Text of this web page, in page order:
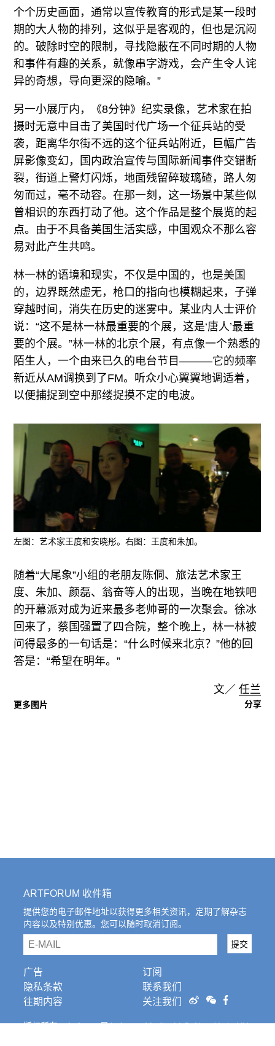
个个历史画面，通常以宣传教育的形式是某一段时
期的大人物的排列，这似乎是客观的，但也是沉闷
的。破除时空的限制，寻找隐蔽在不同时期的人物
和事件有趣的关系，就像串字游戏，会产生令人诧
异的奇想，导向更深的隐喻。”
另一小展厅内，《8分钟》纪实录像，艺术家在拍
摄时无意中目击了美国时代广场一个征兵站的受
袭，距离华尔街不远的这个征兵站附近，巨幅广告
屏影像变幻，国内政治宣传与国际新闻事件交错断
裂，街道上警灯闪烁，地面残留碎玻璃碴，路人匆
匆而过，毫不动容。在那一刻，这一场景中某些似
曾相识的东西打动了他。这个作品是整个展览的起
点。由于不具备美国生活实感，中国观众不那么容
易对此产生共鸣。
林一林的语境和现实，不仅是中国的，也是美国
的，边界既然虚无，枪口的指向也模糊起来，子弹
穿越时间，消失在历史的迷雾中。某业内人士评价
说：“这不是林一林最重要的个展，这是‘唐人’最重
要的个展。”林一林的北京个展，有点像一个熟悉的
陌生人，一个由来已久的电台节目———它的频率
新近从AM调换到了FM。听众小心翼翼地调适着，
以便捕捉到空中那缕捉摸不定的电波。
左图：艺术家王度和安晓彤。右图：王度和朱加。
随着“大尾象”小组的老朋友陈侗、旅法艺术家王
度、朱加、颜磊、翁奋等人的出现，当晚在地铁吧
的开幕派对成为近来最多老帅哥的一次聚会。徐冰
回来了，蔡国强置了四合院，整个晚上，林一林被
问得最多的一句话是：“什么时候来北京？”他的回
答是：“希望在明年。”
文／ 任兰
更多图片 分享
ARTFORUM 收件箱
提供您的电子邮件地址以获得更多相关资讯，定期了解杂志
内容以及特别优惠。您可以随时取消订阅。
email 提交
广告
隐私条款
往期内容
订阅
联系我们
关注我们
版权所有。Artforum是Artforum Media, LLC, New York, NY